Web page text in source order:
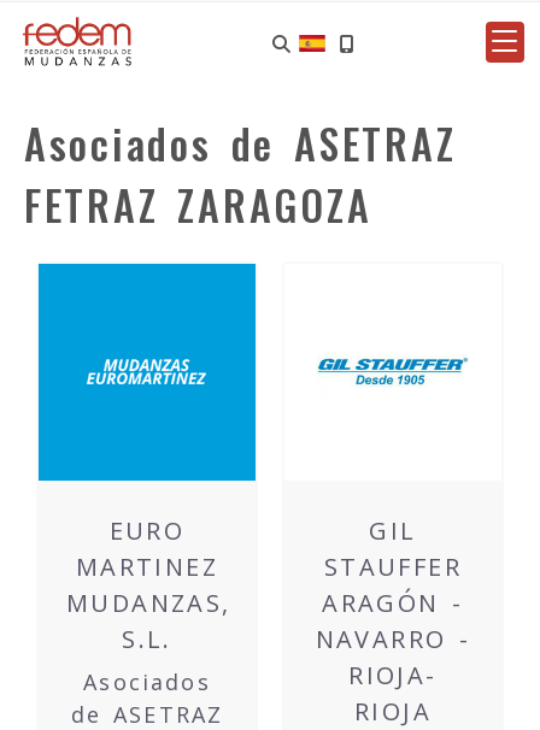
Asociados de ASETRAZ
FETRAZ ZARAGOZA
EURO
MARTINEZ
MUDANZAS,
S.L.
Asociados
de ASETRAZ
GIL
STAUFFER
ARAGÓN -
NAVARRO -
RIOJA-
RIOJA